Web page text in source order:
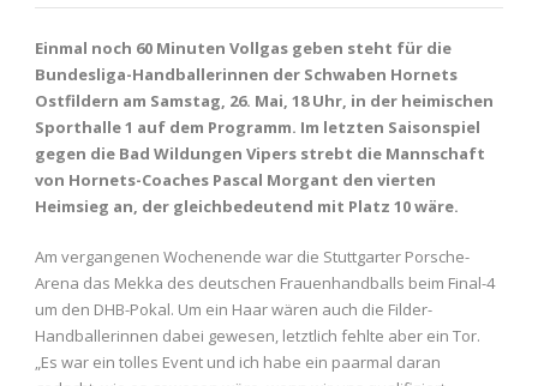
Einmal noch 60 Minuten Vollgas geben steht für die
Bundesliga-Handballerinnen der Schwaben Hornets
Ostfildern am Samstag, 26. Mai, 18 Uhr, in der heimischen
Sporthalle 1 auf dem Programm. Im letzten Saisonspiel
gegen die Bad Wildungen Vipers strebt die Mannschaft
von Hornets-Coaches Pascal Morgant den vierten
Heimsieg an, der gleichbedeutend mit Platz 10 wäre.
Am vergangenen Wochenende war die Stuttgarter Porsche-
Arena das Mekka des deutschen Frauenhandballs beim Final-4
um den DHB-Pokal. Um ein Haar wären auch die Filder-
Handballerinnen dabei gewesen, letztlich fehlte aber ein Tor.
„Es war ein tolles Event und ich habe ein paarmal daran